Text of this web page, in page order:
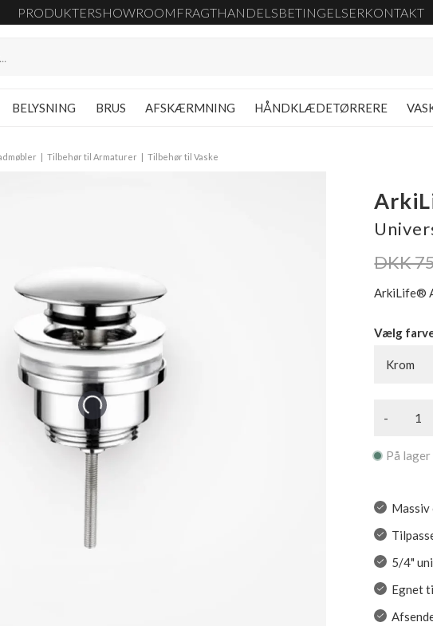
PRODUKTERSHOWROOM FRAGTHANDELSBETINGELSERKONTAKT
BELYSNING BRUS AFSKÆRMNING HÅNDKLÆDETØRRERE
Tilbehør til Armaturer Tilbehør til Vaske
DKK
ArkiLife®
Vælg
Krom
-
På
5/4"
Egnet